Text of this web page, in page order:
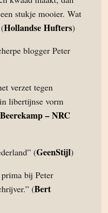
stukje mooier. Wat
Hollandse Hufters)
blogger Peter
verzet tegen
libertijnse vorm
– NRC
(GeenStijl)
bij Peter
(Bert